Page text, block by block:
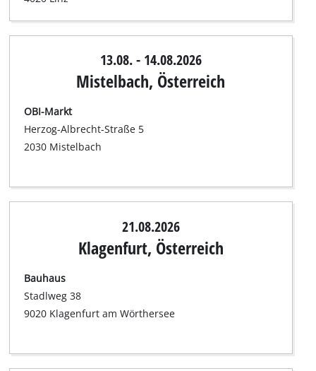
Mistelbach, Österreich
13.08. - 14.08.2026
OBI-Markt
Herzog-Albrecht-Straße 5
2030 Mistelbach
Klagenfurt, Österreich
21.08.2026
Bauhaus
Stadlweg 38
9020 Klagenfurt am Wörthersee